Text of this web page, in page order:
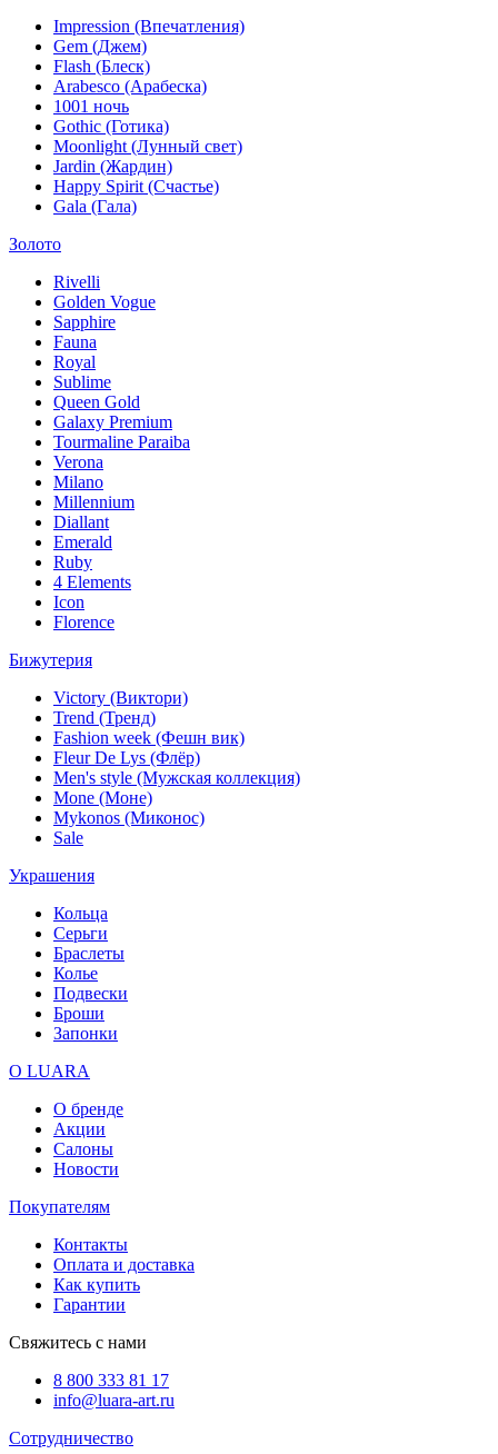
Impression (Впечатления)
Gem (Джем)
Flash (Блеск)
Arabesco (Арабеска)
1001 ночь
Gothic (Готика)
Moonlight (Лунный свет)
Jardin (Жардин)
Happy Spirit (Счастье)
Gala (Гала)
Золото
Rivelli
Golden Vogue
Sapphire
Fauna
Royal
Sublime
Queen Gold
Galaxy Premium
Tourmaline Paraiba
Verona
Milano
Millennium
Diallant
Emerald
Ruby
4 Elements
Icon
Florence
Бижутерия
Victory (Виктори)
Trend (Тренд)
Fashion week (Фешн вик)
Fleur De Lys (Флёр)
Men's style (Мужская коллекция)
Mone (Моне)
Mykonos (Миконос)
Sale
Украшения
Кольца
Серьги
Браслеты
Колье
Подвески
Броши
Запонки
О LUARA
О бренде
Акции
Салоны
Новости
Покупателям
Контакты
Оплата и доставка
Как купить
Гарантии
Свяжитесь с нами
8 800 333 81 17
info@luara-art.ru
Сотрудничество